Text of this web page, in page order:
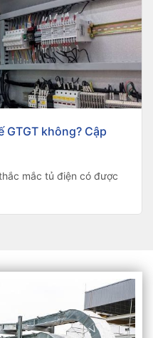
không? Cập
mắc tủ điện có được